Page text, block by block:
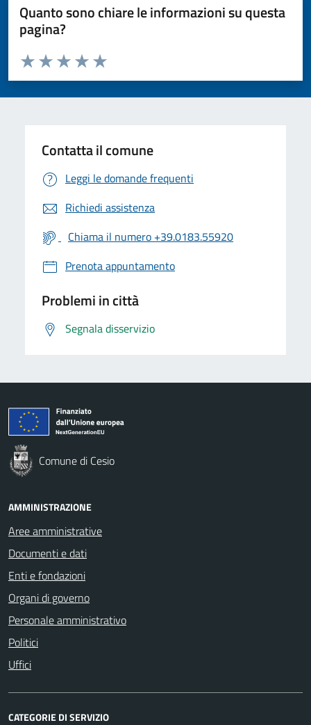
Quanto sono chiare le informazioni su questa
pagina?
Valuta da 1 a 5 stelle la pagina
Valuta 5 stelle su 5
Valuta 4 stelle su 5
Valuta 3 stelle su 5
Valuta 2 stelle su 5
Valuta 1 stelle su 5
Contatta il comune
Leggi le domande frequenti
Richiedi assistenza
Chiama il numero +39.0183.55920
Prenota appuntamento
Problemi in città
Segnala disservizio
Comune di Cesio
AMMINISTRAZIONE
Aree amministrative
Documenti e dati
Enti e fondazioni
Organi di governo
Personale amministrativo
Politici
Uffici
CATEGORIE DI SERVIZIO